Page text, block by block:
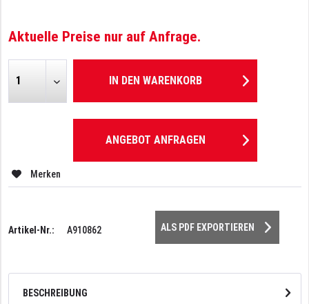
Aktuelle Preise nur auf Anfrage.
IN DEN WARENKORB
ANGEBOT ANFRAGEN
Merken
Artikel-Nr.: A910862 ALS PDF EXPORTIEREN
BESCHREIBUNG